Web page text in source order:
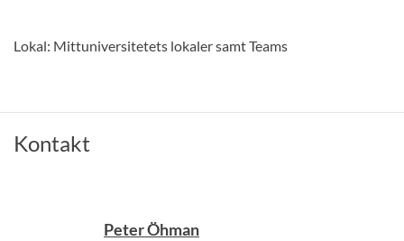
Lokal: Mittuniversitetets lokaler samt Teams
Kontakt
Peter Öhman